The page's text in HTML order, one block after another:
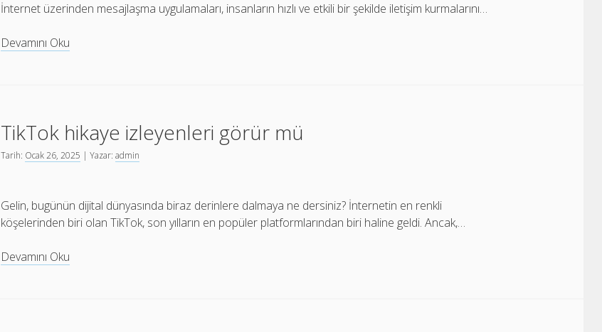
İnternet üzerinden mesajlaşma uygulamaları, insanların hızlı ve etkili bir şekilde iletişim kurmalarını…
Devamını Oku
TikTok hikaye izleyenleri görür mü
Tarih: Ocak 26, 2025 | Yazar:admin
Gelin, bugünün dijital dünyasında biraz derinlere dalmaya ne dersiniz? İnternetin en renkli
köşelerinden biri olan TikTok, son yılların en popüler platformlarından biri haline geldi. Ancak,…
Devamını Oku